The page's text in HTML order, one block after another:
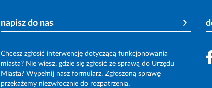
napisz do nas
Chcesz zgłosić interwencję dotyczącą funkcjonowania
miasta? Nie wiesz, gdzie się zgłosić ze sprawą do Urzędu
Miasta? Wypełnij nasz formularz. Zgłoszoną sprawę
przekażemy niezwłocznie do rozpatrzenia.